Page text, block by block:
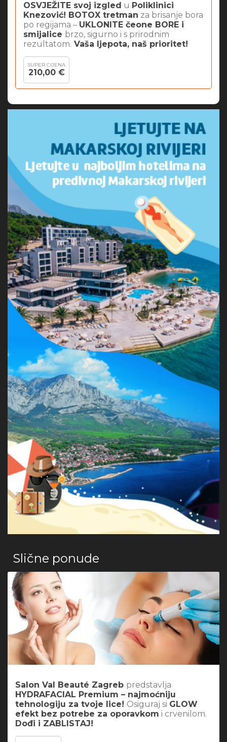
OSVJEŽITE svoj izgled u Poliklinici
Knezović! BOTOX tretman za brisanje bora
po regijama – UKLONITE čeone BORE i
smijalice brzo, sigurno i s prirodnim
rezultatom. Vaša ljepota, naš prioritet!
SUPER CIJENA
210,00 €
Slične ponude
Salon Val Beauté Zagreb predstavlja
HYDRAFACIAL Premium – najmoćniju
tehnologiju za tvoje lice! Osiguraj si GLOW
efekt bez potrebe za oporavkom i crvenilom.
Dođi i ZABLISTAJ!